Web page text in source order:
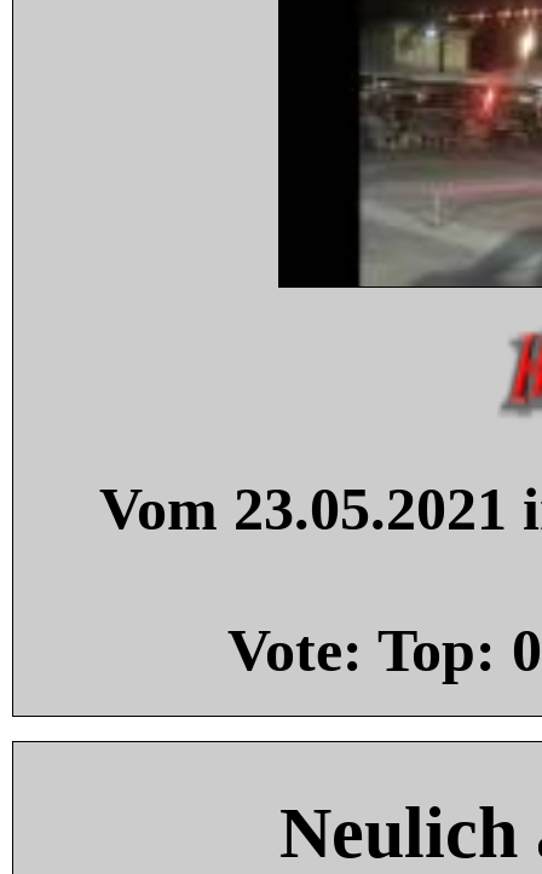
Vom
Vote: Top: 0
Neulich